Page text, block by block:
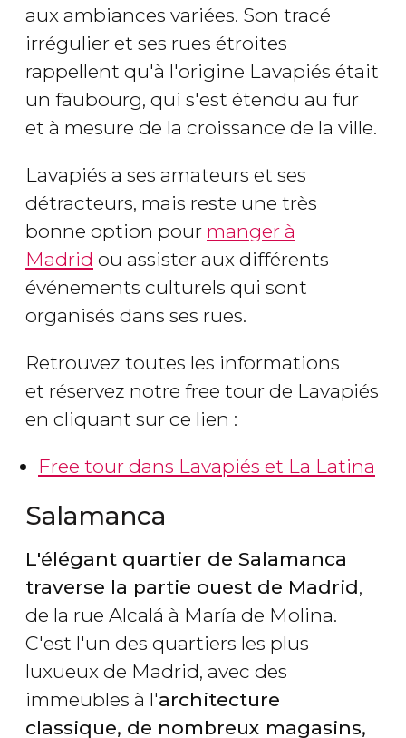
aux ambiances variées. Son tracé
irrégulier et ses rues étroites
rappellent qu'à l'origine Lavapiés était
un faubourg, qui s'est étendu au fur
et à mesure de la croissance de la ville.
Lavapiés a ses amateurs et ses
détracteurs, mais reste une très
bonne option pour manger à
Madrid ou assister aux différents
événements culturels qui sont
organisés dans ses rues.
Retrouvez toutes les informations
et réservez notre free tour de Lavapiés
en cliquant sur ce lien :
Free tour dans Lavapiés et La Latina
Salamanca
L'élégant quartier de Salamanca
traverse la partie ouest de Madrid,
de la rue Alcalá à María de Molina.
C'est l'un des quartiers les plus
luxueux de Madrid, avec des
immeubles à l'architecture
classique, de nombreux magasins,